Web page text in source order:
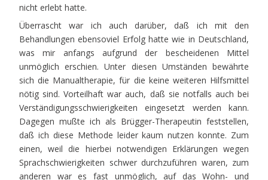
nicht erlebt hatte.
Überrascht war ich auch darüber, daß ich mit den
Behandlungen ebensoviel Erfolg hatte wie in Deutschland,
was mir anfangs aufgrund der bescheidenen Mittel
unmöglich erschien. Unter diesen Umständen bewährte
sich die Manualtherapie, für die keine weiteren Hilfsmittel
nötig sind. Vorteilhaft war auch, daß sie notfalls auch bei
Verständigungsschwierigkeiten eingesetzt werden kann.
Dagegen mußte ich als Brügger-Therapeutin feststellen,
daß ich diese Methode leider kaum nutzen konnte. Zum
einen, weil die hierbei notwendigen Erklärungen wegen
Sprachschwierigkeiten schwer durchzuführen waren, zum
anderen war es fast unmöglich, auf das Wohn- und